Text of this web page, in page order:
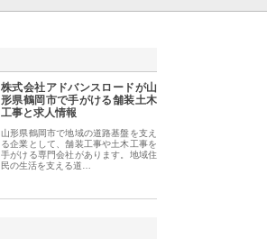
株式会社アドバンスロードが山
形県鶴岡市で手がける舗装土木
工事と求人情報
山形県鶴岡市で地域の道路基盤を支え
る企業として、舗装工事や土木工事を
手がける専門会社があります。地域住
民の生活を支える道…